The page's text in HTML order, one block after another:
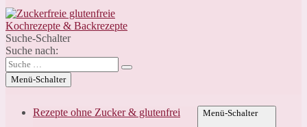
Suche-Schalter
Suche nach:
Menü-Schalter
Rezepte ohne Zucker & glutenfrei Menü-Schalter